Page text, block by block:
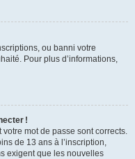
ou banni votre
Pour plus d’informations,
!
votre mot de passe sont corrects.
de 13 ans à l’inscription,
exigent que les nouvelles